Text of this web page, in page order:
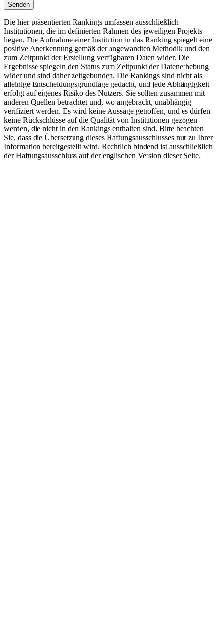
Senden
Die hier präsentierten Rankings umfassen ausschließlich
Institutionen, die im definierten Rahmen des jeweiligen Projekts
liegen. Die Aufnahme einer Institution in das Ranking spiegelt eine
positive Anerkennung gemäß der angewandten Methodik und den
zum Zeitpunkt der Erstellung verfügbaren Daten wider. Die
Ergebnisse spiegeln den Status zum Zeitpunkt der Datenerhebung
wider und sind daher zeitgebunden. Die Rankings sind nicht als
alleinige Entscheidungsgrundlage gedacht, und jede Abhängigkeit
erfolgt auf eigenes Risiko des Nutzers. Sie sollten zusammen mit
anderen Quellen betrachtet und, wo angebracht, unabhängig
verifiziert werden. Es wird keine Aussage getroffen, und es dürfen
keine Rückschlüsse auf die Qualität von Institutionen gezogen
werden, die nicht in den Rankings enthalten sind. Bitte beachten
Sie, dass die Übersetzung dieses Haftungsausschlusses nur zu Ihrer
Information bereitgestellt wird. Rechtlich bindend ist ausschließlich
der Haftungsausschluss auf der englischen Version dieser Seite.